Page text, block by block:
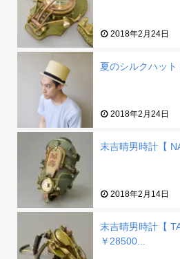
2018年2月24日
夏のシルクハット
2018年2月24日
末吉晴男時計【
2018年2月14日
末吉晴男時計【
￥28500...